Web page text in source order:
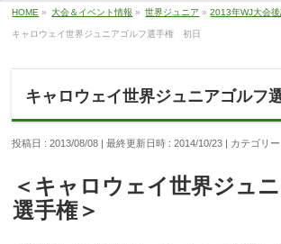
HOME » 大会＆イベント情報 » 世界ジュニア »2013年WJ大会
キャロウェイ世界ジュニアゴルフ選手権 初日
キャロウェイ世界ジュニアゴルフ
投稿日 : 2013/08/08 最終更新日時 : 2014/10/23 カテゴリ
＜キャロウェイ世界ジュ
選手権＞